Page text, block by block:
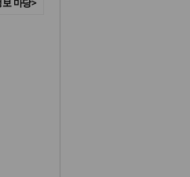
마당>